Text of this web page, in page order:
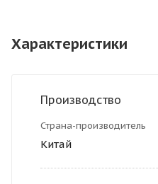
Характеристики
Производство
Страна-производитель
Китай